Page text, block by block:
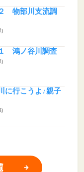
物部川支流調
)
鴻ノ谷川調査
)
行こうよ♪親子
)